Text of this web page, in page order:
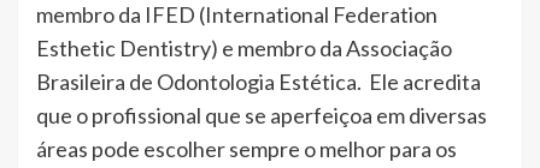
membro da IFED (International Federation
Esthetic Dentistry) e membro da Associação
Brasileira de Odontologia Estética. Ele acredita
que o profissional que se aperfeiçoa em diversas
áreas pode escolher sempre o melhor para os